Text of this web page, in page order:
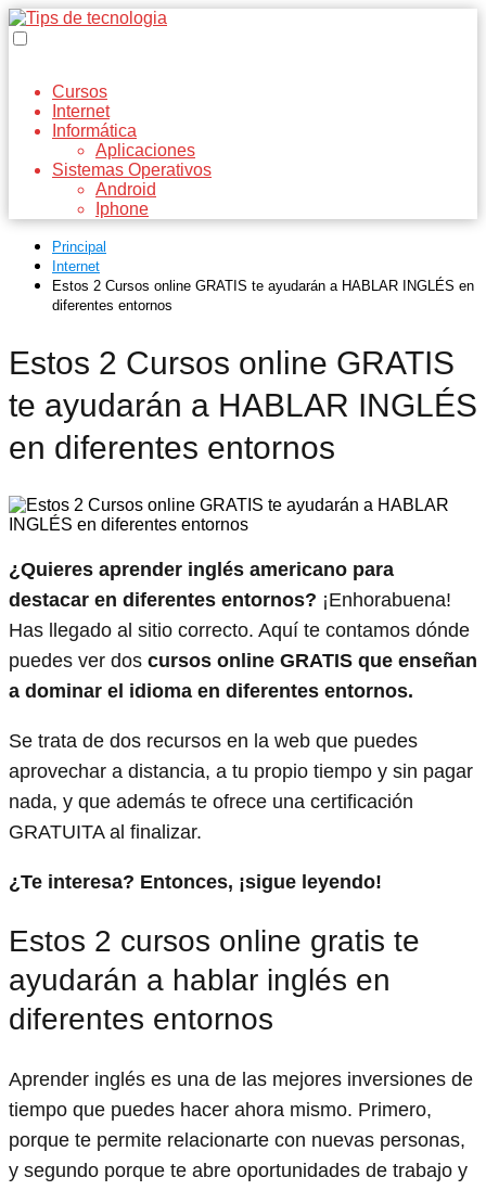
Cursos
Internet
Informática
Aplicaciones
Sistemas Operativos
Android
Iphone
Principal
Internet
Estos 2 Cursos online GRATIS te ayudarán a HABLAR INGLÉS en
diferentes entornos
Estos 2 Cursos online GRATIS
te ayudarán a HABLAR INGLÉS
en diferentes entornos
¿Quieres aprender inglés americano para
destacar en diferentes entornos? ¡Enhorabuena!
Has llegado al sitio correcto. Aquí te contamos dónde
puedes ver dos cursos online GRATIS que enseñan
a dominar el idioma en diferentes entornos.
Se trata de dos recursos en la web que puedes
aprovechar a distancia, a tu propio tiempo y sin pagar
nada, y que además te ofrece una certificación
GRATUITA al finalizar.
¿Te interesa? Entonces, ¡sigue leyendo!
Estos 2 cursos online gratis te
ayudarán a hablar inglés en
diferentes entornos
Aprender inglés es una de las mejores inversiones de
tiempo que puedes hacer ahora mismo. Primero,
porque te permite relacionarte con nuevas personas,
y segundo porque te abre oportunidades de trabajo y